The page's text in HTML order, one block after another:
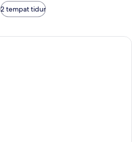
2 tempat tidur
Seprai premium, minibar, brankas,